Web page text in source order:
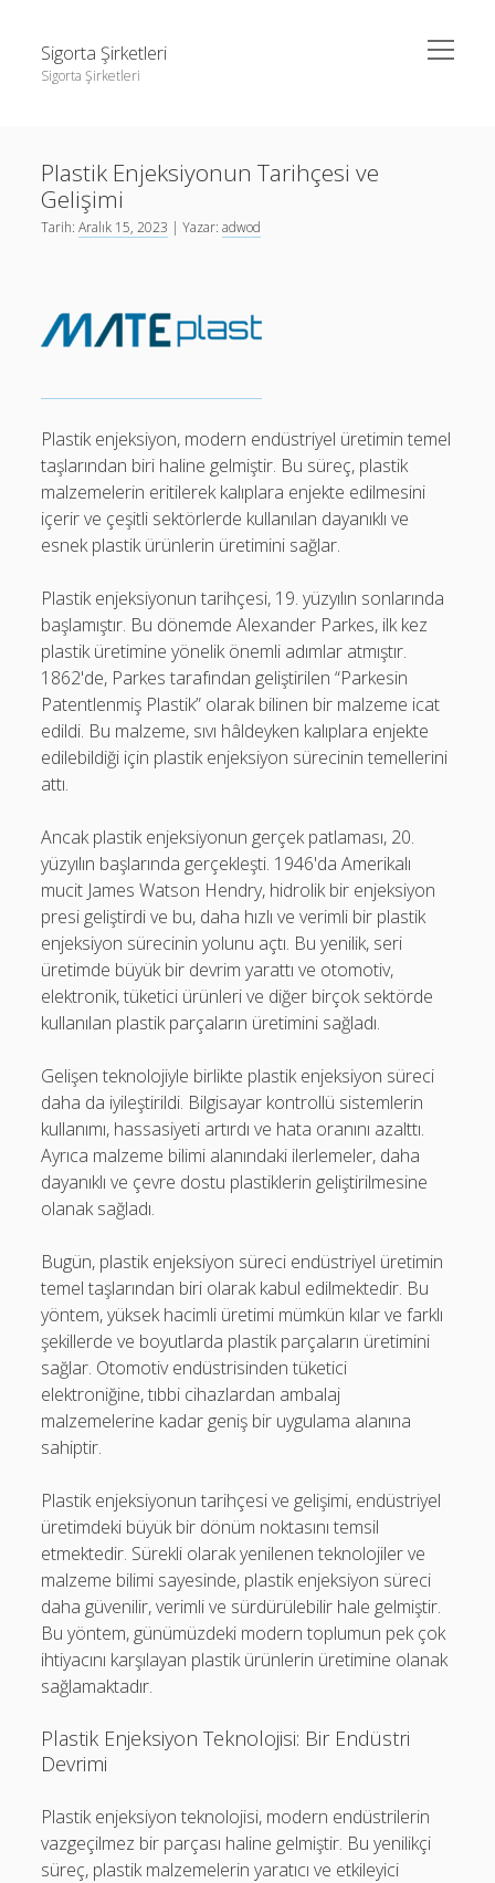
Sigorta Şirketleri
Sigorta Şirketleri
menüyü
aç
Linkedin Takipçi Yükseltme Hilesi
Liste
instagram gizli hesap görme giriş yapmadan
Sayfa Listesi
Plastik Enjeksiyonun Tarihçesi ve
Gelişimi
Tarih:Aralık 15, 2023 | Yazar:adwod
Plastik enjeksiyon, modern endüstriyel üretimin temel
taşlarından biri haline gelmiştir. Bu süreç, plastik
malzemelerin eritilerek kalıplara enjekte edilmesini
içerir ve çeşitli sektörlerde kullanılan dayanıklı ve
esnek plastik ürünlerin üretimini sağlar.
Plastik enjeksiyonun tarihçesi, 19. yüzyılın sonlarında
başlamıştır. Bu dönemde Alexander Parkes, ilk kez
plastik üretimine yönelik önemli adımlar atmıştır.
1862'de, Parkes tarafından geliştirilen “Parkesin
Patentlenmiş Plastik” olarak bilinen bir malzeme icat
edildi. Bu malzeme, sıvı hâldeyken kalıplara enjekte
edilebildiği için plastik enjeksiyon sürecinin temellerini
attı.
Ancak plastik enjeksiyonun gerçek patlaması, 20.
yüzyılın başlarında gerçekleşti. 1946'da Amerikalı
mucit James Watson Hendry, hidrolik bir enjeksiyon
presi geliştirdi ve bu, daha hızlı ve verimli bir plastik
enjeksiyon sürecinin yolunu açtı. Bu yenilik, seri
üretimde büyük bir devrim yarattı ve otomotiv,
elektronik, tüketici ürünleri ve diğer birçok sektörde
kullanılan plastik parçaların üretimini sağladı.
Gelişen teknolojiyle birlikte plastik enjeksiyon süreci
daha da iyileştirildi. Bilgisayar kontrollü sistemlerin
kullanımı, hassasiyeti artırdı ve hata oranını azalttı.
Ayrıca malzeme bilimi alanındaki ilerlemeler, daha
dayanıklı ve çevre dostu plastiklerin geliştirilmesine
olanak sağladı.
Bugün, plastik enjeksiyon süreci endüstriyel üretimin
temel taşlarından biri olarak kabul edilmektedir. Bu
yöntem, yüksek hacimli üretimi mümkün kılar ve farklı
şekillerde ve boyutlarda plastik parçaların üretimini
sağlar. Otomotiv endüstrisinden tüketici
elektroniğine, tıbbi cihazlardan ambalaj
malzemelerine kadar geniş bir uygulama alanına
sahiptir.
Plastik enjeksiyonun tarihçesi ve gelişimi, endüstriyel
üretimdeki büyük bir dönüm noktasını temsil
etmektedir. Sürekli olarak yenilenen teknolojiler ve
malzeme bilimi sayesinde, plastik enjeksiyon süreci
daha güvenilir, verimli ve sürdürülebilir hale gelmiştir.
Bu yöntem, günümüzdeki modern toplumun pek çok
ihtiyacını karşılayan plastik ürünlerin üretimine olanak
sağlamaktadır.
Plastik Enjeksiyon Teknolojisi: Bir Endüstri
Devrimi
Plastik enjeksiyon teknolojisi, modern endüstrilerin
vazgeçilmez bir parçası haline gelmiştir. Bu yenilikçi
süreç, plastik malzemelerin yaratıcı ve etkileyici